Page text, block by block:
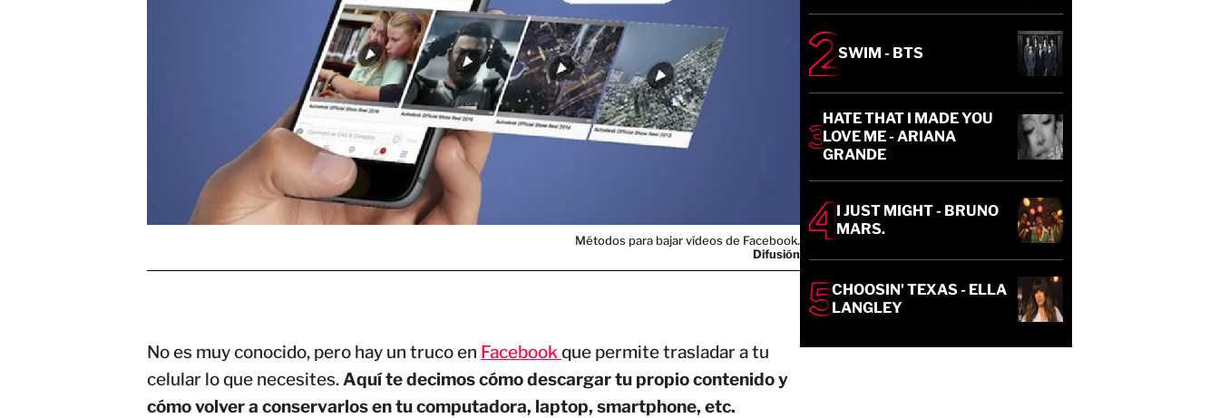
Métodos para bajar vídeos de Facebook.
Difusión
No es muy conocido, pero hay un truco en Facebookque permite trasladar a tu
celular lo que necesites.Aquí te decimos cómo descargar tu propio contenido y
cómo volver a conservarlos en tu computadora, laptop, smartphone, etc.
SWIM - BTS
HATE THAT I MADE YOU
LOVE ME - ARIANA
GRANDE
I JUST MIGHT - BRUNO
MARS.
CHOOSIN' TEXAS - ELLA
LANGLEY